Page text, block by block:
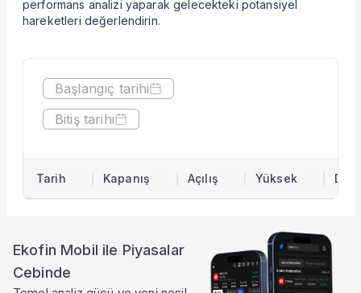
Hisseyi Taşıyan Fonlar
Bilançolar
Gelir Tablosu
Nakit Akım Tablosu
Sektör Analizi
Sermaye Artırımları
Temettüler
performans analizi yaparak gelecekteki potansiyel
hareketleri değerlendirin.
Başlangıç tarihi
Bitiş tarihi
Tarih Kapanış Açılış Yüksek
Ekofin Mobil ile Piyasalar
Cebinde